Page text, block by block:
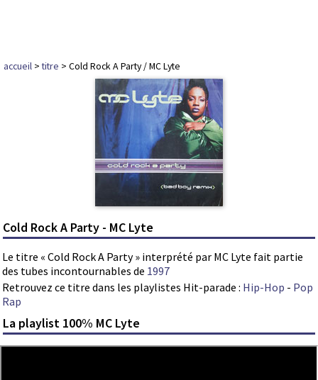
accueil >titre > Cold Rock A Party / MC Lyte
Cold Rock A Party - MC Lyte
Le titre « Cold Rock A Party » interprété par MC Lyte fait partie
des tubes incontournables de 1997
Retrouvez ce titre dans les playlistes Hit-parade : Hip-Hop - Pop
Rap
La playlist 100% MC Lyte